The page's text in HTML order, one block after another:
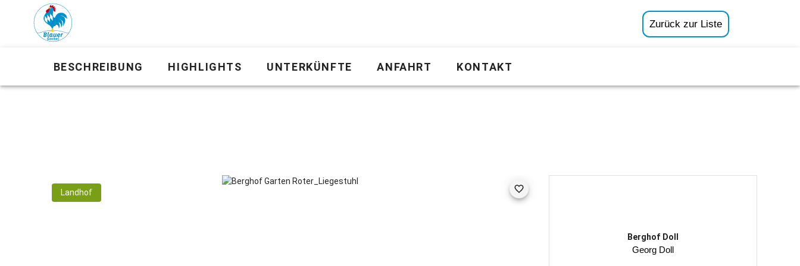
Zurück zur Liste
BESCHREIBUNG HIGHLIGHTS UNTERKÜNFTE ANFAHRT KONTAKT
Berghof Doll
Georg Doll
Landhof